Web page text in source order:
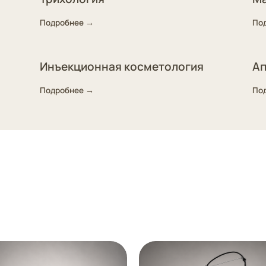
Подробнее →
Инъекционная косметология
Подробнее →